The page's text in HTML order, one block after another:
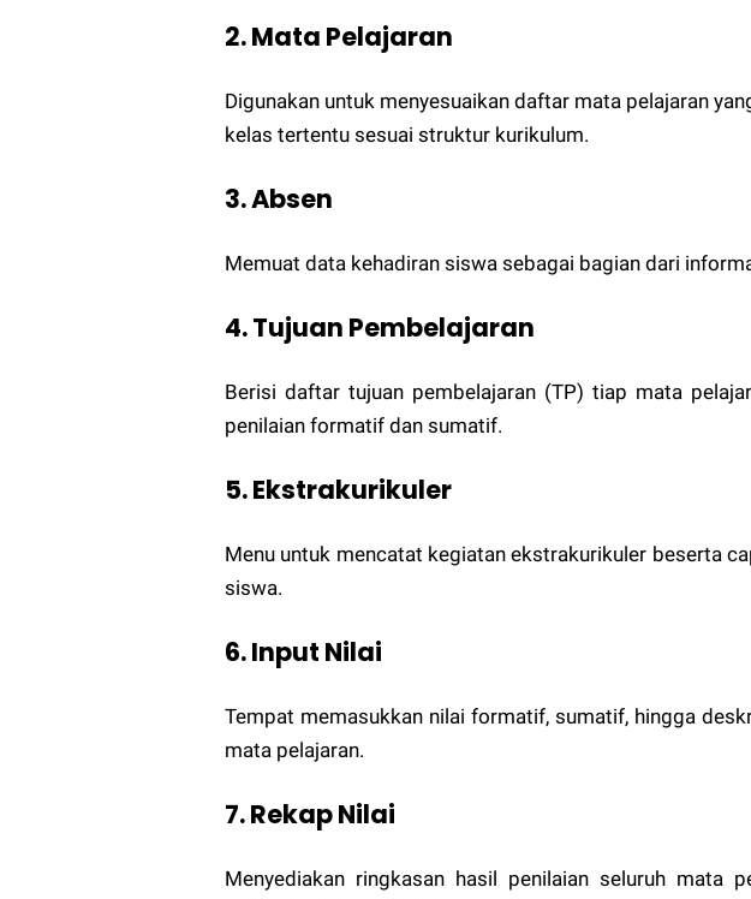
2. Mata Pelajaran
Digunakan untuk menyesuaikan daftar mata pelajaran
kelas tertentu sesuai struktur kurikulum.
3. Absen
Memuat data kehadiran siswa sebagai bagian dari
4. Tujuan Pembelajaran
Berisi daftar tujuan pembelajaran (TP) tiap mata
penilaian formatif dan sumatif.
5. Ekstrakurikuler
Menu untuk mencatat kegiatan ekstrakurikuler beserta
siswa.
6. Input Nilai
Tempat memasukkan nilai formatif, sumatif, hingga
mata pelajaran.
7. Rekap Nilai
Menyediakan ringkasan hasil penilaian seluruh mata